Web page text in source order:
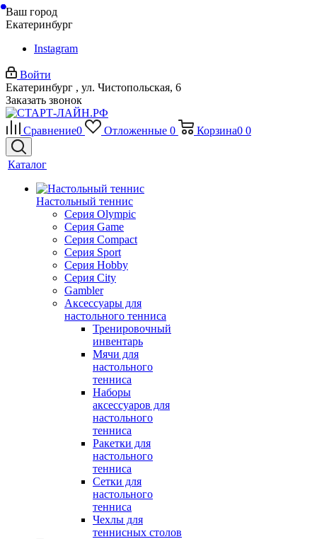
Ваш город
Екатеринбург
Instagram
Войти
Екатеринбург , ул. Чистопольская, 6
Заказать звонок
Сравнение0 Отложенные 0 Корзина0 0
Каталог
Настольный теннис
Серия Olympic
Серия Game
Серия Compact
Серия Sport
Серия Hobby
Серия City
Gambler
Аксессуары для
настольного тенниса
Тренировочный
инвентарь
Мячи для
настольного
тенниса
Наборы
аксессуаров для
настольного
тенниса
Ракетки для
настольного
тенниса
Сетки для
настольного
тенниса
Чехлы для
теннисных столов